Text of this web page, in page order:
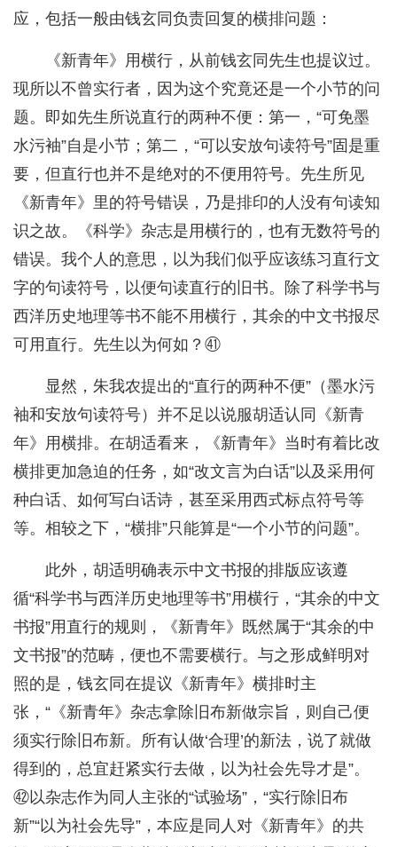
应，包括一般由钱玄同负责回复的横排问题：
《新青年》用横行，从前钱玄同先生也提议过。
现所以不曾实行者，因为这个究竟还是一个小节的问
题。即如先生所说直行的两种不便：第一，“可免墨
水污袖”自是小节；第二，“可以安放句读符号”固是重
要，但直行也并不是绝对的不便用符号。先生所见
《新青年》里的符号错误，乃是排印的人没有句读知
识之故。《科学》杂志是用横行的，也有无数符号的
错误。我个人的意思，以为我们似乎应该练习直行文
字的句读符号，以便句读直行的旧书。除了科学书与
西洋历史地理等书不能不用横行，其余的中文书报尽
可用直行。先生以为何如？㊶
显然，朱我农提出的“直行的两种不便”（墨水污
袖和安放句读符号）并不足以说服胡适认同《新青
年》用横排。在胡适看来，《新青年》当时有着比改
横排更加急迫的任务，如“改文言为白话”以及采用何
种白话、如何写白话诗，甚至采用西式标点符号等
等。相较之下，“横排”只能算是“一个小节的问题”。
此外，胡适明确表示中文书报的排版应该遵
循“科学书与西洋历史地理等书”用横行，“其余的中文
书报”用直行的规则，《新青年》既然属于“其余的中
文书报”的范畴，便也不需要横行。与之形成鲜明对
照的是，钱玄同在提议《新青年》横排时主
张，“《新青年》杂志拿除旧布新做宗旨，则自己便
须实行除旧布新。所有认做‘合理’的新法，说了就做
得到的，总宜赶紧实行去做，以为社会先导才是”。
㊷以杂志作为同人主张的“试验场”，“实行除旧布
新”“以为社会先导”，本应是同人对《新青年》的共